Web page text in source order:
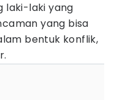
laki-laki yang
yang bisa
bentuk konflik,